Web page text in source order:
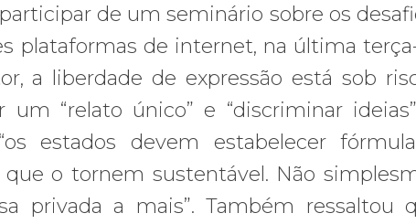
de um seminário sobre os
plataformas de internet, na última
a liberdade de expressão está sob
“relato único” e “discriminar
estados devem estabelecer
o tornem sustentável. Não
privada a mais”. Também ressaltou